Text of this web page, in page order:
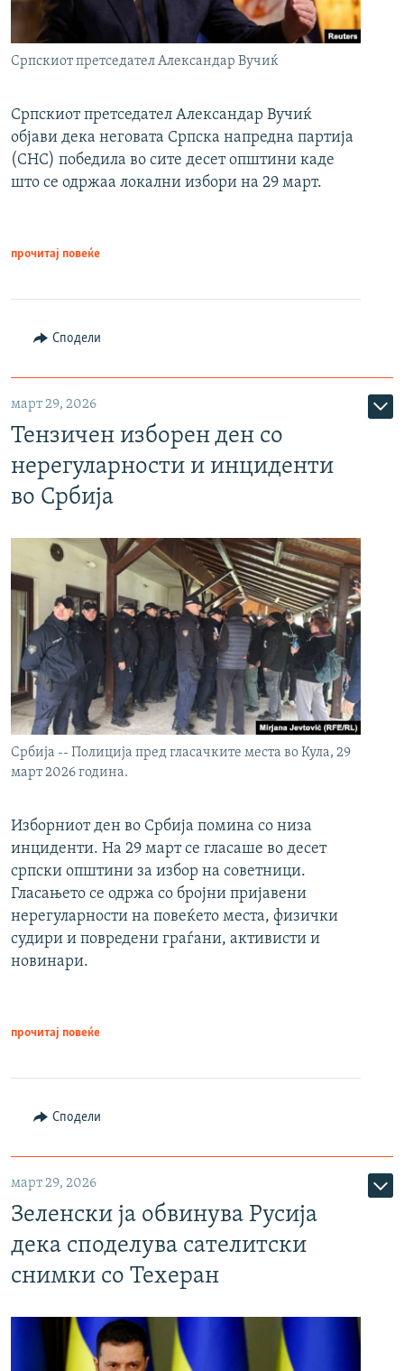
Српскиот претседател Александар Вучиќ
Српскиот претседател Александар Вучиќ
објави дека неговата Српска напредна партија
(СНС) победила во сите десет општини каде
што се одржаа локални избори на 29 март.
прочитај повеќе
Сподели
март 29, 2026
Тензичен изборен ден со
нерегуларности и инциденти
во Србија
Србија -- Полиција пред гласачките места во Кула, 29
март 2026 година.
Изборниот ден во Србија помина со низа
инциденти. На 29 март се гласаше во десет
српски општини за избор на советници.
Гласањето се одржа со бројни пријавени
нерегуларности на повеќето места, физички
судири и повредени граѓани, активисти и
новинари.
прочитај повеќе
Сподели
март 29, 2026
Зеленски ја обвинува Русија
дека споделува сателитски
снимки со Техеран